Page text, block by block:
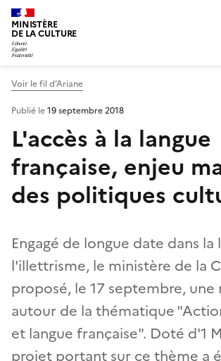
MINISTÈRE
DE LA CULTURE
Voir le fil d’Ariane
L'accès à la langue
française, enjeu
des politiques
Engagé de longue date dans
l'illettrisme, le ministère de la
proposé, le 17 septembre,
autour de la thématique
et langue française". Doté d'1
projet portant sur ce thème a
Publié le19 septembre 2018